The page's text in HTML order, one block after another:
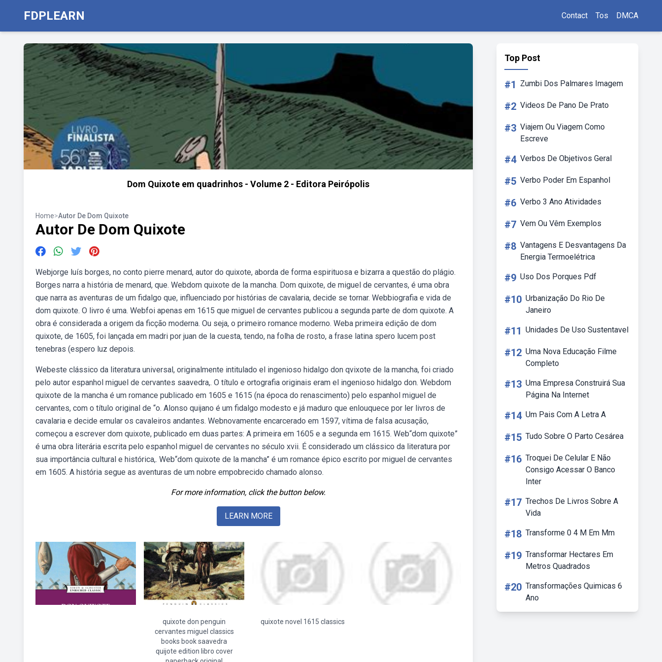
FDPLEARN Contact Tos DMCA
Dom Quixote em quadrinhos - Volume 2 - Editora Peirópolis
Home>Autor De Dom Quixote
Autor De Dom Quixote
Webjorge luís borges, no conto pierre menard, autor do quixote, aborda de forma espirituosa e bizarra a questão do plágio.
Borges narra a história de menard, que. Webdom quixote de la mancha. Dom quixote, de miguel de cervantes, é uma obra
que narra as aventuras de um fidalgo que, influenciado por histórias de cavalaria, decide se tornar. Webbiografia e vida de
dom quixote. O livro é uma. Webfoi apenas em 1615 que miguel de cervantes publicou a segunda parte de dom quixote. A
obra é considerada a origem da ficção moderna. Ou seja, o primeiro romance moderno. Weba primeira edição de dom
quixote, de 1605, foi lançada em madri por juan de la cuesta, tendo, na folha de rosto, a frase latina spero lucem post
tenebras (espero luz depois.
Webeste clássico da literatura universal, originalmente intitulado el ingenioso hidalgo don qvixote de la mancha, foi criado
pelo autor espanhol miguel de cervantes saavedra,. O título e ortografia originais eram el ingenioso hidalgo don. Webdom
quixote de la mancha é um romance publicado em 1605 e 1615 (na época do renascimento) pelo espanhol miguel de
cervantes, com o título original de “o. Alonso quijano é um fidalgo modesto e já maduro que enlouquece por ler livros de
cavalaria e decide emular os cavaleiros andantes. Webnovamente encarcerado em 1597, vítima de falsa acusação,
começou a escrever dom quixote, publicado em duas partes: A primeira em 1605 e a segunda em 1615. Web“dom quixote”
é uma obra literária escrita pelo espanhol miguel de cervantes no século xvii. É considerado um clássico da literatura por
sua importância cultural e histórica,. Web“dom quixote de la mancha” é um romance épico escrito por miguel de cervantes
em 1605. A história segue as aventuras de um nobre empobrecido chamado alonso.
For more information, click the button below.
LEARN MORE
quixote don penguin
cervantes miguel classics
books book saavedra
quijote edition libro cover
quixote novel 1615 classics
Top Post
#1 Zumbi Dos Palmares Imagem
#2 Videos De Pano De Prato
#3 Viajem Ou Viagem Como
Escreve
#4 Verbos De Objetivos Geral
#5 Verbo Poder Em Espanhol
#6 Verbo 3 Ano Atividades
#7 Vem Ou Vêm Exemplos
#8 Vantagens E Desvantagens Da
Energia Termoelétrica
#9 Uso Dos Porques Pdf
#10 Urbanização Do Rio De
Janeiro
#11 Unidades De Uso Sustentavel
#12 Uma Nova Educação Filme
Completo
#13 Uma Empresa Construirá Sua
Página Na Internet
#14 Um Pais Com A Letra A
#15 Tudo Sobre O Parto Cesárea
#16 Troquei De Celular E Não
Consigo Acessar O Banco
Inter
#17 Trechos De Livros Sobre A
Vida
#18 Transforme 0 4 M Em Mm
#19 Transformar Hectares Em
Metros Quadrados
#20 Transformações Quimicas 6
Ano